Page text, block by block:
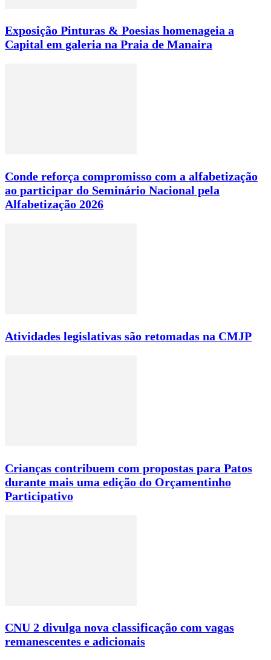
Exposição Pinturas & Poesias homenageia a
Capital em galeria na Praia de Manaira
Conde reforça compromisso com a alfabetização
ao participar do Seminário Nacional pela
Alfabetização 2026
Atividades legislativas são retomadas na CMJP
Crianças contribuem com propostas para Patos
durante mais uma edição do Orçamentinho
Participativo
CNU 2 divulga nova classificação com vagas
remanescentes e adicionais